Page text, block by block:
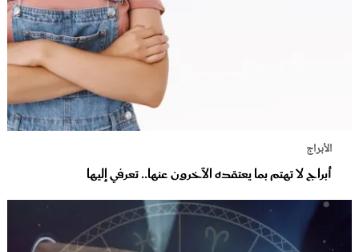
الأبراج
أبراج لا تهتم بما يعتقده الآخرون عنها.. تعرفي إليها